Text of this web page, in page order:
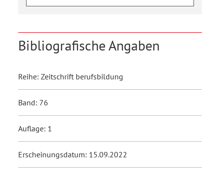
Bibliografische Angaben
Reihe: Zeitschrift berufsbildung
Band: 76
Auflage: 1
Erscheinungsdatum: 15.09.2022